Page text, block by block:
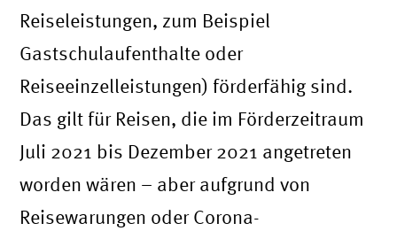
Reiseleistungen, zum Beispiel
Gastschulaufenthalte oder
Reiseeinzelleistungen) förderfähig sind.
Das gilt für Reisen, die im Förderzeitraum
Juli 2021 bis Dezember 2021 angetreten
worden wären – aber aufgrund von
Reisewarungen oder Corona-